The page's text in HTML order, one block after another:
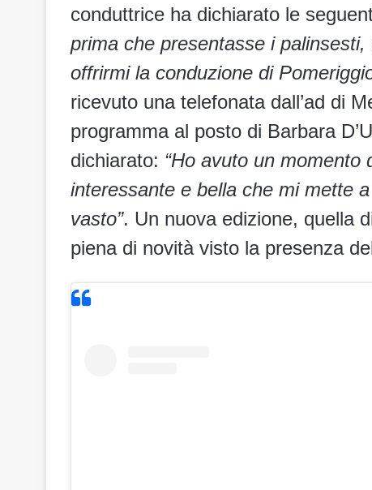
conduttrice ha dichiarato le
prima che presentasse i
offrirmi la conduzione di
ricevuto una telefonata dall’ad di
programma al posto di Barbara
dichiarato: “Ho avuto un
interessante e bella che mi mette
vasto”. Un nuova edizione, quella
piena di novità visto la presenza